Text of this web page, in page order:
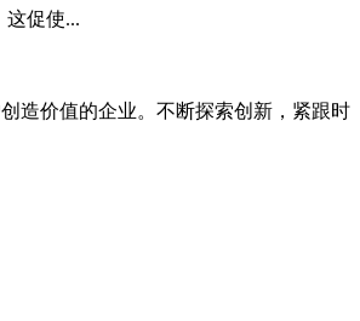
促使...
造价值的企业。不断探索创新，紧跟时